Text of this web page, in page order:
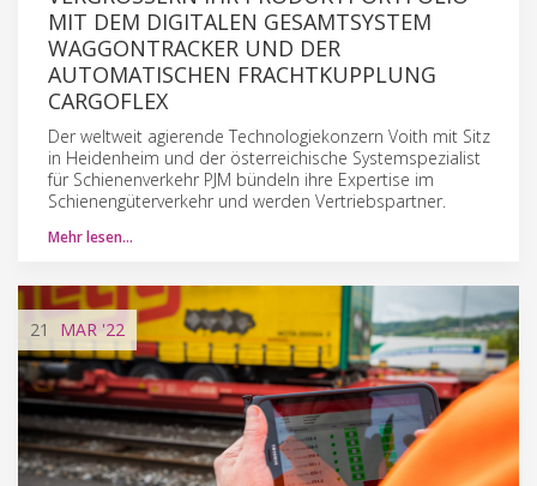
IT DEM DIGITALEN GESAMTSYSTEM W
AGGONTRACKER UND DER A
UTOMATISCHEN FRACHTKUPPLUNG C
ARGOFLEX
Der weltweit agierende Technologiekonzern Voith mit Sitz
in Heidenheim und der österreichische Systemspezialist
für Schienenverkehr PJM bündeln ihre Expertise im
Schienengüterverkehr und werden Vertriebspartner.
Mehr lesen…
21 MAR '22